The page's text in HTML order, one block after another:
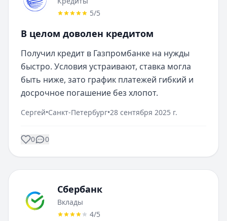
5/5
В целом доволен кредитом
Получил кредит в Газпромбанке на нужды
быстро. Условия устраивают, ставка могла
быть ниже, зато график платежей гибкий и
досрочное погашение без хлопот.
Сергей•Санкт-Петербург•28 сентября 2025 г.
0 0
Сбербанк
Вклады
4/5